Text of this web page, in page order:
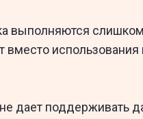
выполняются
вместо
дает поддерживать